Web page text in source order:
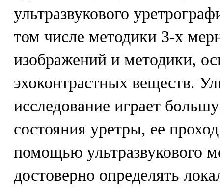
ультразвукового
том числе методики 3-х
изображений и методики,
эхоконтрастных веществ.
исследование играет
состояния уретры, ее
помощью ультразвукового
достоверно определять